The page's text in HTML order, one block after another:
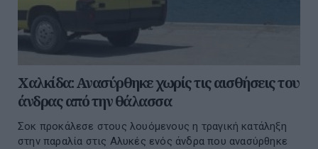
Χαλκίδα: Ανασύρθηκε χωρίς τις αισθήσεις του
άνδρας από την θάλασσα
Σοκ προκάλεσε στους λουόμενους η τραγική κατάληξη
στην παραλία στις Αλυκές ενός άνδρα που ανασύρθηκε